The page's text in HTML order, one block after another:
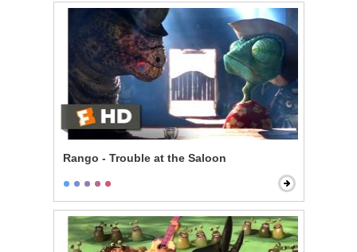
Rango - Trouble at the Saloon